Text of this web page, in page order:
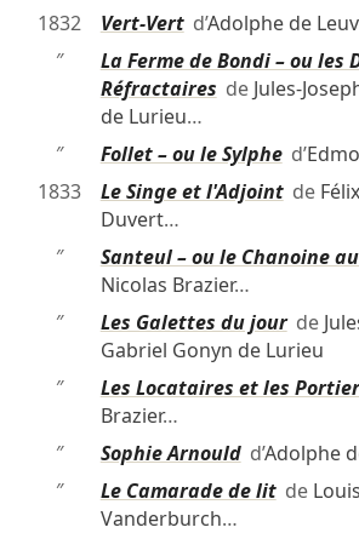
1832
Vert-Vertd’Adolphe de
″
La Ferme de Bondi – ou les
Réfractaires de Jules-
de Lurieu…
″
Follet – ou le Sylphed’
1833
Le Singe et l'Adjointde
Duvert…
″
Santeul – ou le Chanoine
Nicolas Brazier…
″
Les Galettes du jourde
Gabriel Gonyn de Lurieu
″
Les Locataires et les
Brazier…
″
Sophie Arnouldd’Adolphe
″
Le Camarade de litde
Vanderburch…